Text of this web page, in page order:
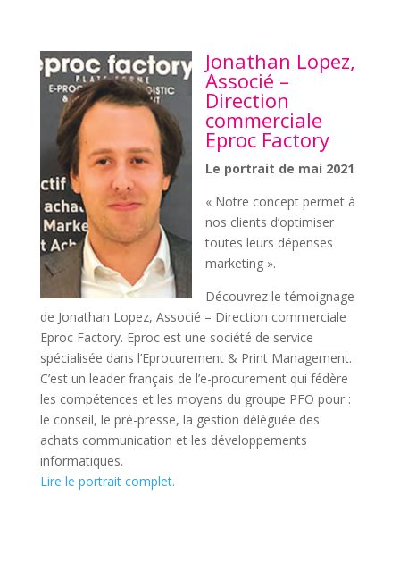
Jonathan Lopez,
Associé –
Direction
commerciale
Eproc Factory
Le portrait de mai 2021
« Notre concept permet à
nos clients d’optimiser
toutes leurs dépenses
marketing ».
Découvrez le témoignage
de Jonathan Lopez, Associé – Direction commerciale
Eproc Factory. Eproc est une société de service
spécialisée dans l’Eprocurement & Print Management.
C’est un leader français de l’e-procurement qui fédère
les compétences et les moyens du groupe PFO pour :
le conseil, le pré-presse, la gestion déléguée des
achats communication et les développements
informatiques.
Lire le portrait complet.